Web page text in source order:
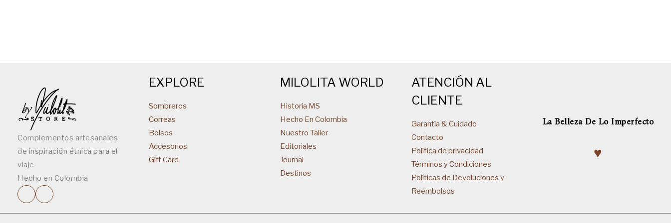
Complementos artesanales
de inspiración étnica para el
viaje
Hecho en Colombia
EXPLORE
Sombreros
Correas
Bolsos
Accesorios
Gift Card
MILOLITA WORLD
Historia MS
Hecho En Colombia
Nuestro Taller
Editoriales
Journal
Destinos
ATENCIÓN AL
CLIENTE
Garantía & Cuidado
Contacto
Política de privacidad
Términos y Condiciones
Políticas de Devoluciones y
Reembolsos
La Belleza De Lo Imperfecto
♥